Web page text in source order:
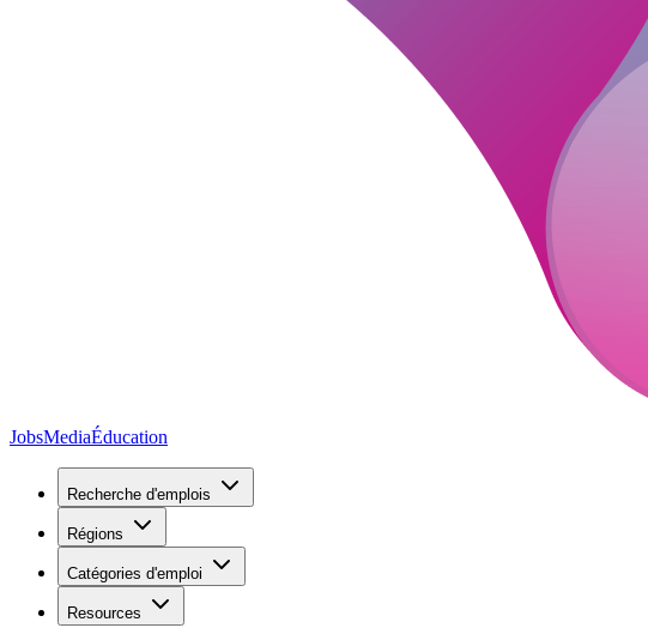
JobsMediaÉducation
Recherche d'emplois
Régions
Catégories d'emploi
Resources